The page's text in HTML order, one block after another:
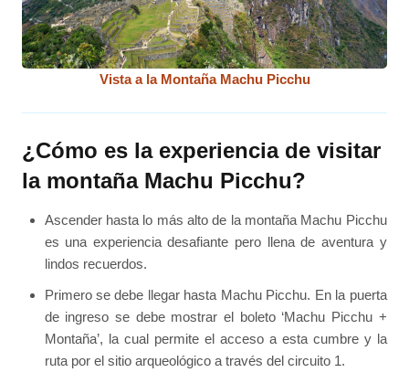
Vista a la Montaña Machu Picchu
¿Cómo es la experiencia de visitar
la montaña Machu Picchu?
Ascender hasta lo más alto de la montaña Machu Picchu
es una experiencia desafiante pero llena de aventura y
lindos recuerdos.
Primero se debe llegar hasta Machu Picchu. En la puerta
de ingreso se debe mostrar el boleto ‘Machu Picchu +
Montaña’, la cual permite el acceso a esta cumbre y la
ruta por el sitio arqueológico a través del circuito 1.